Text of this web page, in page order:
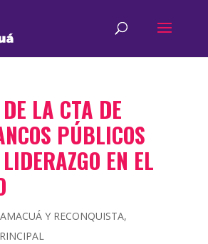
LA CTA DE
PÚBLICOS
EN EL
Y RECONQUISTA,